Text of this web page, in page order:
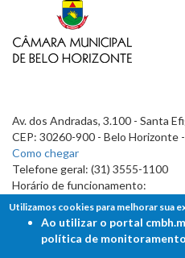
Av. dos Andradas, 3.100 - Santa
CEP: 30260-900 - Belo Horizonte
Como chegar
Telefone geral: (31) 3555-1100
Horário de funcionamento:
7h às 19h
Utilizamos cookies para melhorar sua
Ao utilizar o portal
política de